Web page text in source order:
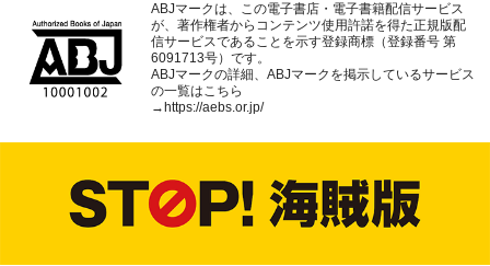
ABJマークは、この電子書店・電子書籍配信サービス
が、著作権者からコンテンツ使用許諾を得た正規版配
信サービスであることを示す登録商標（登録番号 第
6091713号）です。
ABJマークの詳細、ABJマークを掲示しているサービス
の一覧はこちら
→ https://aebs.or.jp/